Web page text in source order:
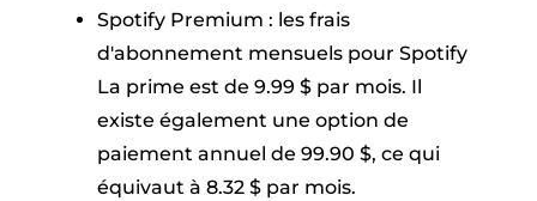
Spotify Premium : les frais
d'abonnement mensuels pour Spotify
La prime est de 9.99 $ par mois. Il
existe également une option de
paiement annuel de 99.90 $, ce qui
équivaut à 8.32 $ par mois.